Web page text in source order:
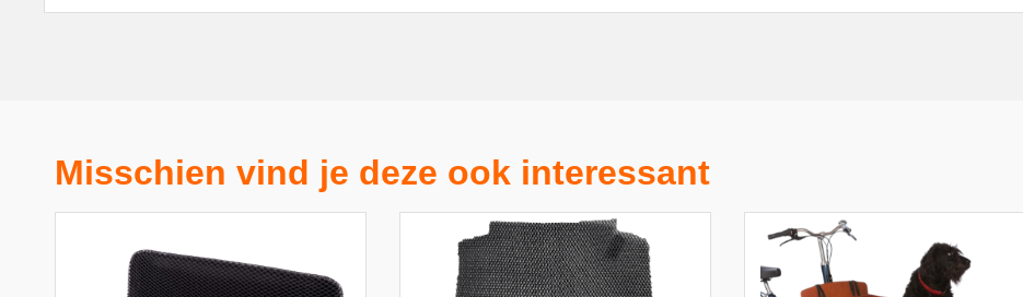
Misschien vind je deze ook interessant